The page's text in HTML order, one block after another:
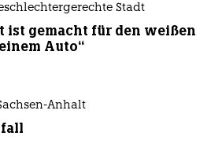
Stadt
ist gemacht für den weißen
Auto“
Anhalt